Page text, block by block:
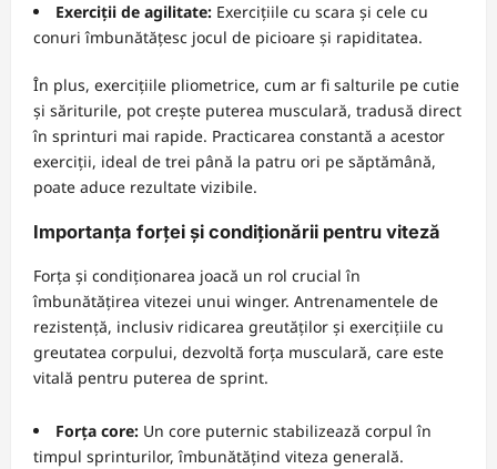
Exerciții de agilitate: Exercițiile cu scara și cele cu
conuri îmbunătățesc jocul de picioare și rapiditatea.
În plus, exercițiile pliometrice, cum ar fi salturile pe cutie
și săriturile, pot crește puterea musculară, tradusă direct
în sprinturi mai rapide. Practicarea constantă a acestor
exerciții, ideal de trei până la patru ori pe săptămână,
poate aduce rezultate vizibile.
Importanța forței și condiționării pentru viteză
Forța și condiționarea joacă un rol crucial în
îmbunătățirea vitezei unui winger. Antrenamentele de
rezistență, inclusiv ridicarea greutăților și exercițiile cu
greutatea corpului, dezvoltă forța musculară, care este
vitală pentru puterea de sprint.
Forța core: Un core puternic stabilizează corpul în
timpul sprinturilor, îmbunătățind viteza generală.